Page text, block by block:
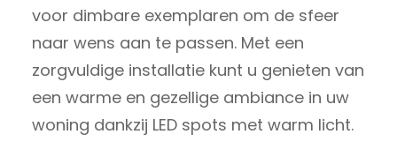
voor dimbare exemplaren om de sfeer
naar wens aan te passen. Met een
zorgvuldige installatie kunt u genieten van
een warme en gezellige ambiance in uw
woning dankzij LED spots met warm licht.